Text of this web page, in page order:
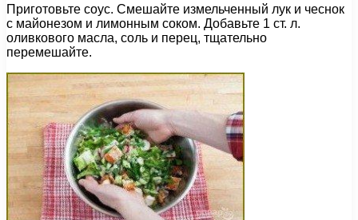
Приготовьте соус. Смешайте измельченный лук и чеснок
с майонезом и лимонным соком. Добавьте 1 ст. л.
оливкового масла, соль и перец, тщательно
перемешайте.